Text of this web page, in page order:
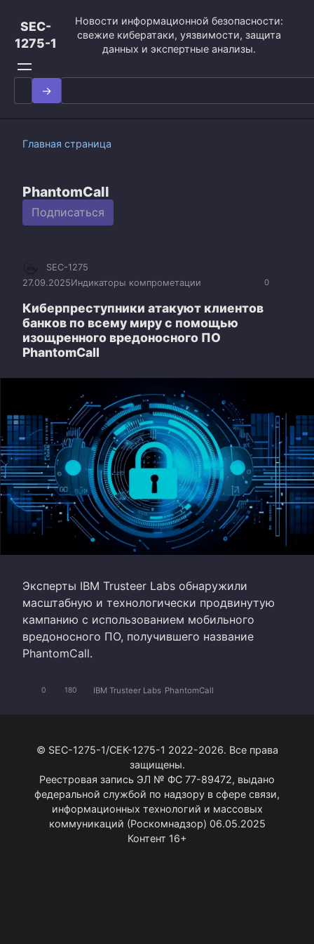
контенту
SEC-
1275-1
Новости информационной безопасности:
свежие кибератаки, уязвимости, защита
данных и экспертные анализы.
Search
for:
Главная страница
PhantomCall
Подписаться
0
SEC-1275
27.09.2025Индикаторы компрометации
Киберпреступники атакуют клиентов
банков по всему миру с помощью
изощренного вредоносного ПО
PhantomCall
Эксперты IBM Trusteer Labs обнаружили
масштабную и технологически продвинутую
кампанию с использованием мобильного
вредоносного ПО, получившего название
PhantomCall.
0 180 IBM Trusteer Labs PhantomCall
© SEC-1275-1/СЕК-1275-1 2022-2026. Все права
защищены.
Реестровая запись ЭЛ № ФС 77-89472, выдано
федеральной службой по надзору в сфере связи,
информационных технологий и массовых
коммуникаций (Роскомнадзор) 06.05.2025
Контент 16+